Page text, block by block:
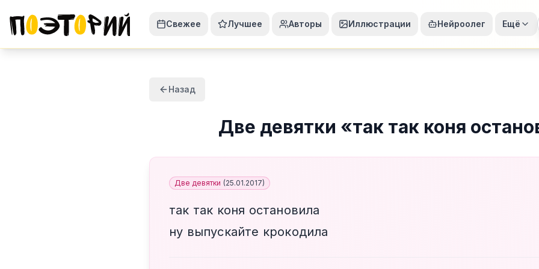
Свежее Лучшее Авторы Иллюстрации Нейроолег Ещё
Назад
Две девятки «так так коня
Две девятки (25.01.2017)
так так коня остановила
ну выпускайте крокодила